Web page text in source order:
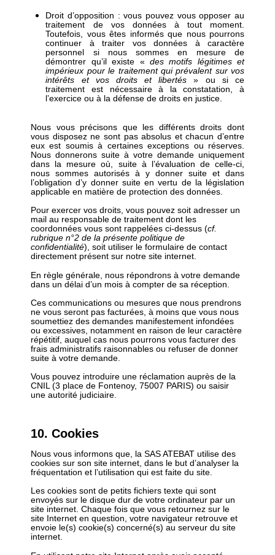
Droit d’opposition : vous pouvez vous opposer au
traitement de vos données à tout moment.
Toutefois, vous êtes informés que nous pourrons
continuer à traiter vos données à caractère
personnel si nous sommes en mesure de
démontrer qu’il existe « des motifs légitimes et
impérieux pour le traitement qui prévalent sur vos
intérêts et vos droits et libertés » ou si ce
traitement est nécessaire à la constatation, à
l’exercice ou à la défense de droits en justice.
Nous vous précisons que les différents droits dont
vous disposez ne sont pas absolus et chacun d’entre
eux est soumis à certaines exceptions ou réserves.
Nous donnerons suite à votre demande uniquement
dans la mesure où, suite à l’évaluation de celle-ci,
nous sommes autorisés à y donner suite et dans
l’obligation d’y donner suite en vertu de la législation
applicable en matière de protection des données.
Pour exercer vos droits, vous pouvez soit adresser un
mail au responsable de traitement dont les
coordonnées vous sont rappelées ci-dessus (cf.
rubrique n°2 de la présente politique de
confidentialité), soit utiliser le formulaire de contact
directement présent sur notre site internet.
En règle générale, nous répondrons à votre demande
dans un délai d’un mois à compter de sa réception.
Ces communications ou mesures que nous prendrons
ne vous seront pas facturées, à moins que vous nous
soumettiez des demandes manifestement infondées
ou excessives, notamment en raison de leur caractère
répétitif, auquel cas nous pourrons vous facturer des
frais administratifs raisonnables ou refuser de donner
suite à votre demande.
Vous pouvez introduire une réclamation auprès de la
CNIL (3 place de Fontenoy, 75007 PARIS) ou saisir
une autorité judiciaire.
10. Cookies
Nous vous informons que, la SAS ATEBAT utilise des
cookies sur son site internet, dans le but d’analyser la
fréquentation et l’utilisation qui est faite du site.
Les cookies sont de petits fichiers texte qui sont
envoyés sur le disque dur de votre ordinateur par un
site internet. Chaque fois que vous retournez sur le
site Internet en question, votre navigateur retrouve et
envoie le(s) cookie(s) concerné(s) au serveur du site
internet.